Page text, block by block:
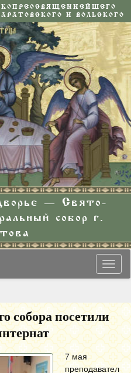
И ВОЛЬСКОГО
— Свято-
собор г.
собора посетили
7 мая
преподавател